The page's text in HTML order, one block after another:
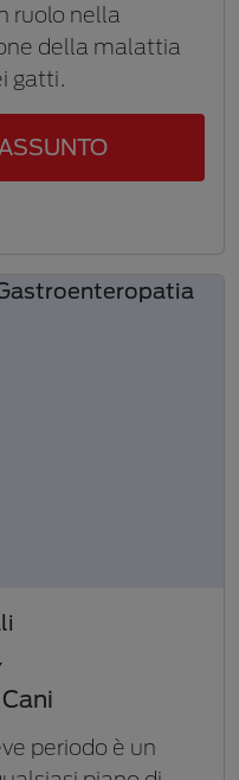
ruolo nella
della malattia
gatti.
periodo è un